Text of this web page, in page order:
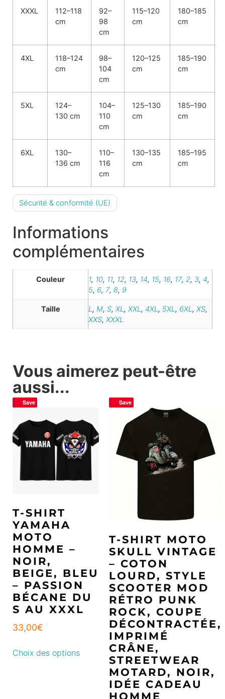
XXXL
112–118
cm
92–
98
cm
115–120
cm
180–185
cm
4XL
118–124
cm
98–
104
cm
120–125
cm
185–190
cm
5XL
124–
130 cm
104–
110
cm
125–130
cm
185–190
cm
6XL
130–
136 cm
110–
116
cm
130–135
cm
185–195
cm
Sécurité & conformité (UE)
Informations
complémentaires
Couleur 1, 10, 11, 12, 13, 14, 15, 16, 17, 2, 3, 4,
5, 6, 7, 8, 9
Taille L , M, S, XL , XXL , 4XL , 5XL , 6XL , XS,
XXS, XXXL
Vous aimerez peut-être
aussi...
Save
T-SHIRT
YAMAHA
MOTO
HOMME –
NOIR,
BEIGE, BLEU
– PASSION
BÉCANE DU
S AU XXXL
33,00€
Choix des options
Save
T-SHIRT MOTO
SKULL VINTAGE
– COTON
LOURD, STYLE
SCOOTER MOD
RÉTRO PUNK
ROCK, COUPE
DÉCONTRACTÉE,
IMPRIMÉ
CRÂNE,
STREETWEAR
MOTARD, NOIR,
IDÉE CADEAU
HOMME